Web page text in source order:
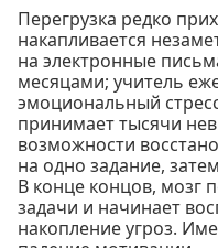
Перегрузка редко
накапливается
на электронные
месяцами; учитель
эмоциональный
принимает тысячи
возможности
на одно задание,
В конце концов, мозг
задачи и начинает
накопление угроз.